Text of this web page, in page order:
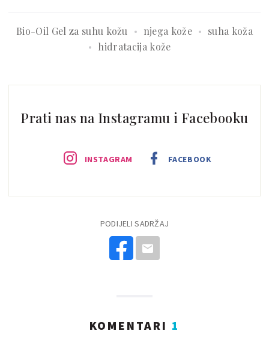
Bio-Oil Gel za suhu kožu njega kože
suha koža
hidratacija kože
Prati nas na Instagramu i Facebooku
INSTAGRAM FACEBOOK
PODIJELI SADRŽAJ
KOMENTARI 1